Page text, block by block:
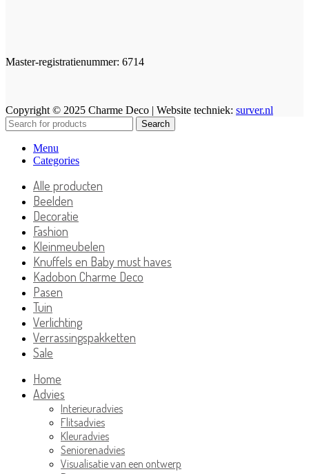
Master-registratienummer: 6714
Copyright © 2025 Charme Deco | Website techniek: surver.nl
Search
Menu
Categories
Alle producten
Beelden
Decoratie
Fashion
Kleinmeubelen
Knuffels en Baby must haves
Kadobon Charme Deco
Pasen
Tuin
Verlichting
Verrassingspakketten
Sale
Home
Advies
Interieuradvies
Flitsadvies
Kleuradvies
Seniorenadvies
Visualisatie van een ontwerp